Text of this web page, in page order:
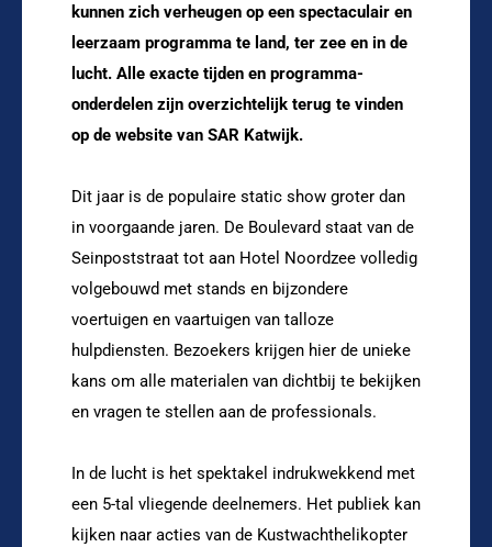
kunnen zich verheugen op een spectaculair en
leerzaam programma te land, ter zee en in de
lucht. Alle exacte tijden en programma-
onderdelen zijn overzichtelijk terug te vinden
op de website van SAR Katwijk.
Dit jaar is de populaire static show groter dan
in voorgaande jaren. De Boulevard staat van de
Seinpoststraat tot aan Hotel Noordzee volledig
volgebouwd met stands en bijzondere
voertuigen en vaartuigen van talloze
hulpdiensten. Bezoekers krijgen hier de unieke
kans om alle materialen van dichtbij te bekijken
en vragen te stellen aan de professionals.
In de lucht is het spektakel indrukwekkend met
een 5-tal vliegende deelnemers. Het publiek kan
kijken naar acties van de Kustwachthelikopter